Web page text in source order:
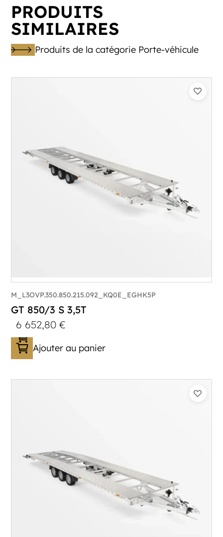
PRODUITS
SIMILAIRES
Produits de la catégorie Porte-véhicule
Longueur utile (mm) :
Plancher :Lorhs en Aluminium
M_L3OVP.350.850.215.092_KQ0E_EGHK5P
GT 850/3 S 3,5T
6 652,80€
Ajouter au panier